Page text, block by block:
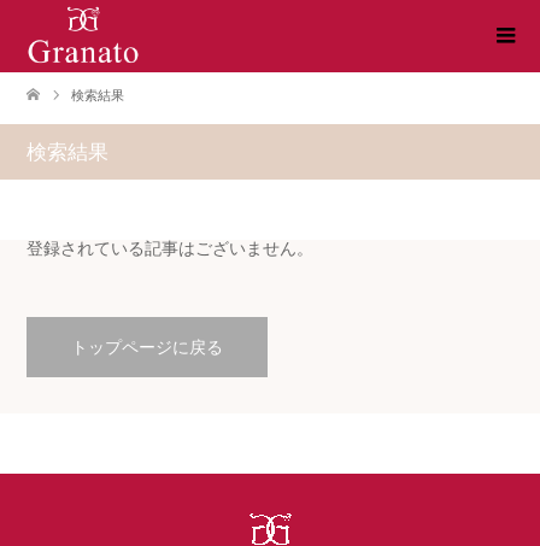
検索結果
検索結果
登録されている記事はございません。
トップページに戻る